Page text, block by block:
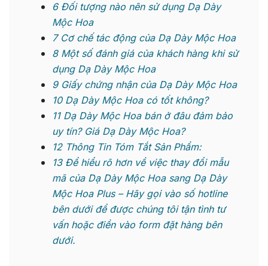
6Đối tượng nào nên sử dụng Dạ Dày
Mộc Hoa
7Cơ chế tác động của Dạ Dày Mộc Hoa
8Một số đánh giá của khách hàng khi sử
dụng Dạ Dày Mộc Hoa
9Giấy chứng nhận của Dạ Dày Mộc Hoa
10Dạ Dày Mộc Hoa có tốt không?
11Dạ Dày Mộc Hoa bán ở đâu đảm bảo
uy tín? Giá Dạ Dày Mộc Hoa?
12Thông Tin Tóm Tắt Sản Phẩm:
13Để hiểu rõ hơn về việc thay đổi mẫu
mã của Dạ Dày Mộc Hoa sang Dạ Dày
Mộc Hoa Plus – Hãy gọi vào số hotline
bên dưới để được chúng tôi tận tình tư
vấn hoặc điền vào form đặt hàng bên
dưới.